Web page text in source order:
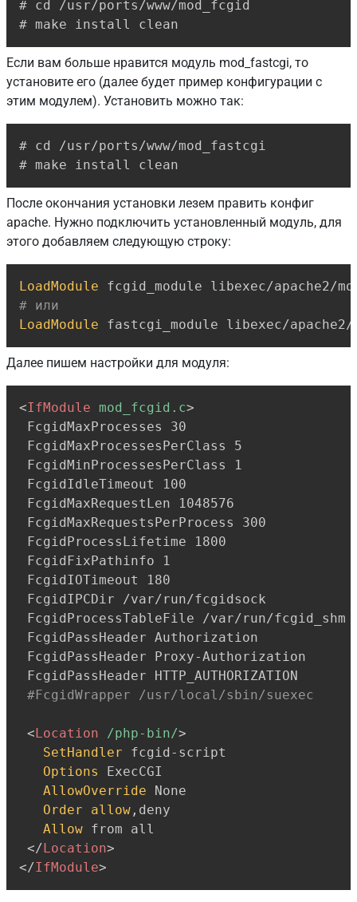
# cd /usr/ports/www/mod_fcgid
# make install clean
Если вам больше нравится модуль mod_fastcgi, то
установите его (далее будет пример конфигурации с
этим модулем). Установить можно так:
# cd /usr/ports/www/mod_fastcgi
# make install clean
После окончания установки лезем править конфиг
apache. Нужно подключить установленный модуль, для
этого добавляем следующую строку:
LoadModule
# или
LoadModule fastcgi_module libexec/apache2/
Далее пишем настройки для модуля:
<IfModule mod_fcgid.c>
FcgidMaxProcesses 30
FcgidMaxProcessesPerClass 5
FcgidMinProcessesPerClass 1
FcgidIdleTimeout 100
FcgidMaxRequestLen 1048576
FcgidMaxRequestsPerProcess 300
FcgidProcessLifetime 1800
FcgidFixPathinfo 1
FcgidIOTimeout 180
FcgidIPCDir /var/run/fcgidsock
FcgidProcessTableFile /var/run/fcgid_shm
FcgidPassHeader Authorization
FcgidPassHeader Proxy-Authorization
FcgidPassHeader HTTP_AUTHORIZATION
#FcgidWrapper /usr/local/sbin/suexec
<Location /php-bin/>
SetHandler fcgid-script
Options
ExecCGI
AllowOverride None
Order
allow ,deny
Allow from all
</Location>
</IfModule>